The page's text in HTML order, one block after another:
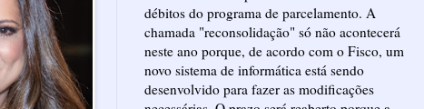
débitos do programa de parcelamento. A
chamada "reconsolidação" só não acontecerá
neste ano porque, de acordo com o Fisco, um
novo sistema de informática está sendo
desenvolvido para fazer as modificações